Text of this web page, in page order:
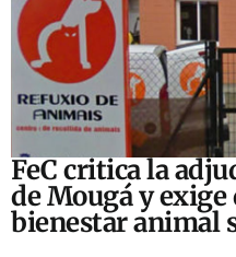
FeC critica la
de Mougá y
bienestar animal